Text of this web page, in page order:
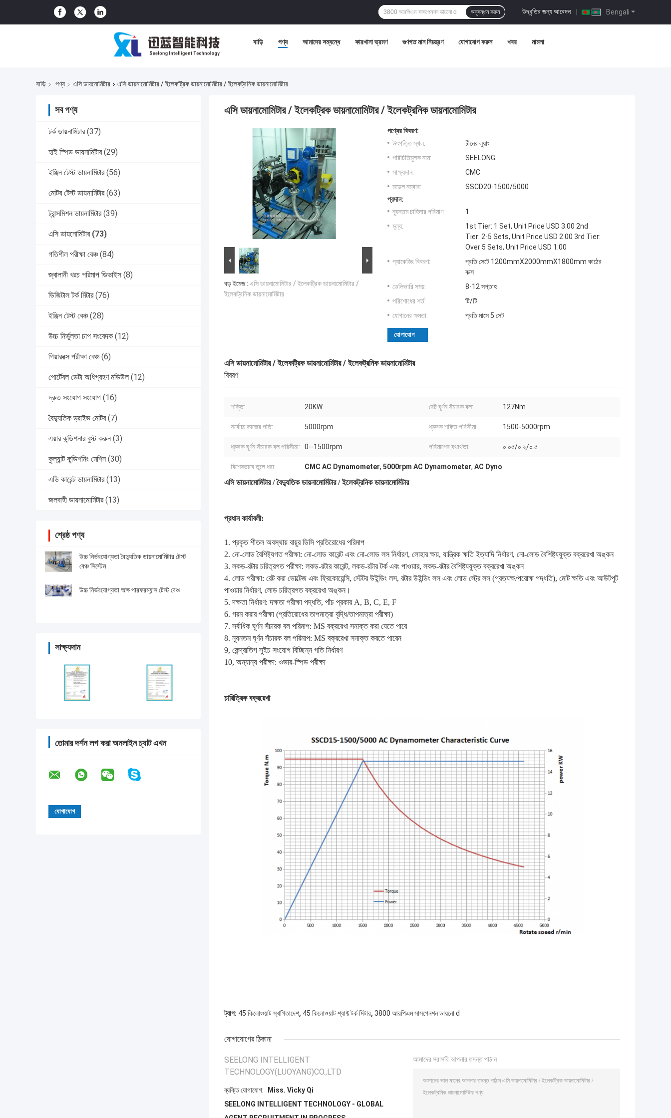
Bengali
উদ্ধৃতির জন্য আবেদন |
অনুসন্ধান করুন
বাড়ি পণ্য আমাদের সম্বন্ধে কারখানা ভ্রমণ গুণগত মান নিয়ন্ত্রণ যোগাযোগ করুন খবর মামলা
বাড়ি পণ্য এসি ডায়নোমিটার এসি ডায়নামোমিটার / ইলেকট্রিক ডায়নামোমিটার / ইলেকট্রনিক ডায়নামোমিটার
সব পণ্য
টর্ক ডায়নামিটার (37)
হাই স্পিড ডায়নামিটার (29)
ইঞ্জিন টেস্ট ডায়নামিটার (56)
মোটর টেস্ট ডায়নামিটার (63)
ট্রান্সমিশন ডায়নামিটার (39)
এসি ডায়নোমিটার (73)
গতিশীল পরীক্ষা বেঞ্চ (84)
জ্বালানী খরচ পরিমাপ ডিভাইস (8)
ডিজিটাল টর্ক মিটার (76)
ইঞ্জিন টেস্ট বেঞ্চ (28)
উচ্চ নির্ভুলতা চাপ সংবেদক (12)
গিয়ারবক্স পরীক্ষা বেঞ্চ (6)
পোর্টেবল ডেটা অধিগ্রহণ মডিউল (12)
দ্রুত সংযোগ সংযোগ (16)
বৈদ্যুতিক ড্রাইভ মোটর (7)
এয়ার কন্ডিশনার বুস্ট করুন (3)
কুল্যান্ট কন্ডিশনিং মেশিন (30)
এডি কারেন্ট ডায়নামিটার (13)
জলবাহী ডায়নামোমিটার (13)
শ্রেষ্ঠ পণ্য
উচ্চ নির্ভরযোগ্যতা বৈদ্যুতিক ডায়নামোমিটার টেস্ট
বেঞ্চ সিস্টেম
উচ্চ নির্ভরযোগ্যতা অক্ষ পারফরম্যান্স টেস্ট বেঞ্চ
সাক্ষ্যদান
তোমার দর্শন লগ করা অনলাইন চ্যাট এখন
এসি ডায়নামোমিটার / ইলেকট্রিক ডায়নামোমিটার / ইলেকট্রনিক ডায়নামোমিটার
বড় ইমেজ : এসি ডায়নামোমিটার / ইলেকট্রিক ডায়নামোমিটার /
ইলেকট্রনিক ডায়নামোমিটার
পণ্যের বিবরণ:
উৎপত্তি স্থল:
চীনের লুয়াং
পরিচিতিমুলক নাম:
SEELONG
সাক্ষ্যদান:
CMC
মডেল নম্বার:
SSCD20-1500/5000
প্রদান:
ন্যূনতম চাহিদার পরিমাণ:
1
মূল্য:
1st Tier: 1 Set, Unit Price USD 3.00 2nd
Tier: 2-5 Sets, Unit Price USD 2.00 3rd Tier:
Over 5 Sets, Unit Price USD 1.00
প্যাকেজিং বিবরণ:
প্রতি সেটে 1200mmX2000mmX1800mm কাঠের
বাক্স
ডেলিভারি সময়:
8-12 সপ্তাহ
পরিশোধের শর্ত:
টি/টি
যোগানের ক্ষমতা:
প্রতি মাসে 5 সেট
যোগাযোগ
এসি ডায়নামোমিটার / ইলেকট্রিক ডায়নামোমিটার / ইলেকট্রনিক ডায়নামোমিটার
বিবরণ
শক্তি: 20KW রেট ঘূর্ণন সঁচারক বল: 127Nm
সর্বোচ্চ কাজের গতি: 5000rpm ধ্রুবক শক্তি পরিসীমা: 1500-5000rpm
ধ্রুবক ঘূর্ণন সঁচারক বল পরিসীমা: 0--1500rpm পরিমাপের যথার্থতা: ০.০৫/০.২/০.৫
বিশেষভাবে তুলে ধরা: CMC AC Dynamometer, 5000rpm AC Dynamometer, AC Dyno
এসি ডায়নামোমিটার / বৈদ্যুতিক ডায়নামোমিটার / ইলেকট্রনিক ডায়নামোমিটার
প্রধান কার্যাবলী:
1. প্রকৃত শীতল অবস্থায় বায়ুর ডিসি প্রতিরোধের পরিমাপ
2. নো-লোড বৈশিষ্ট্যগত পরীক্ষা: নো-লোড কারেন্ট এবং নো-লোড লস নির্ধারণ, লোহার ক্ষয়, যান্ত্রিক ক্ষতি ইত্যাদি নির্ধারণ, নো-লোড বৈশিষ্ট্যযুক্ত বক্ররেখা অঙ্কন
3. লকড-রটার চরিত্রগত পরীক্ষা: লকড-রটার কারেন্ট, লকড-রটার টর্ক এবং পাওয়ার, লকড-রটার বৈশিষ্ট্যযুক্ত বক্ররেখা অঙ্কন
4. লোড পরীক্ষা: রেট করা ভোল্টেজ এবং ফ্রিকোয়েন্সি, স্টেটর উইন্ডিং লস, রটার উইন্ডিং লস এবং লোড স্ট্রে লস (প্রত্যক্ষ/পরোক্ষ পদ্ধতি), মোট ক্ষতি এবং আউটপুট
পাওয়ার নির্ধারণ, লোড চরিত্রগত বক্ররেখা অঙ্কন।
5. দক্ষতা নির্ধারণ: দক্ষতা পরীক্ষা পদ্ধতি, পাঁচ প্রকার A, B, C, E, F
6. গরম করার পরীক্ষা (প্রতিরোধের তাপমাত্রা বৃদ্ধি/তাপমাত্রা পরীক্ষা)
7. সর্বাধিক ঘূর্ণন সঁচারক বল পরিমাপ: MS বক্ররেখা সনাক্ত করা যেতে পারে
8. ন্যূনতম ঘূর্ণন সঁচারক বল পরিমাপ: MS বক্ররেখা সনাক্ত করতে পারেন
9, কেন্দ্রাতিগ সুইচ সংযোগ বিচ্ছিন্ন গতি নির্ধারণ
10, অন্যান্য পরীক্ষা: ওভার-স্পিড পরীক্ষা
চারিত্রিক বক্ররেখা
ট্যাগ: 45 কিলোওয়াট স্থগিতাদেশ, 45 কিলোওয়াট শ্যাফ্ট টর্ক মিটার, 3800 আরপিএম সাসপেনশন ডায়নো d
যোগাযোগের ঠিকানা
SEELONG INTELLIGENT
TECHNOLOGY(LUOYANG)CO.,LTD
ব্যক্তি যোগাযোগ:
Miss. Vicky Qi
SEELONG INTELLIGENT TECHNOLOGY - GLOBAL
আমাদের সরাসরি আপনার তদন্ত পাঠান